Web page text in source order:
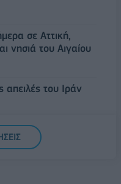
σε Αττική,
νησιά του Αιγαίου
απειλές του Ιράν